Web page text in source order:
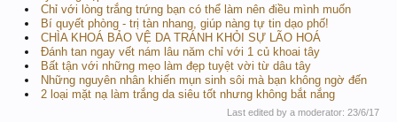
Chỉ với lòng trắng trứng bạn có thể làm nên điều mình muốn
Bí quyết phòng - trị tàn nhang, giúp nàng tự tin dạo phố!
CHÌA KHOÁ BẢO VỆ DA TRÁNH KHỎI SỰ LÃO HOÁ
Đánh tan ngay vết nám lâu năm chỉ với 1 củ khoai tây
Bất tận với những mẹo làm đẹp tuyệt vời từ dâu tây
Những nguyên nhân khiến mụn sinh sôi mà bạn không ngờ đến
2 loại mặt nạ làm trắng da siêu tốt nhưng không bắt nắng
Last edited by a moderator: 23/6/17